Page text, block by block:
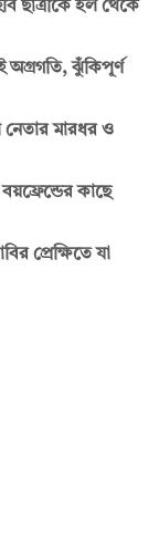
ছাত্রীকে হল থেকে
অগ্রগতি, ঝুঁকিপূর্ণ
নেতার মারধর ও
কাছে
প্রেক্ষিতে যা